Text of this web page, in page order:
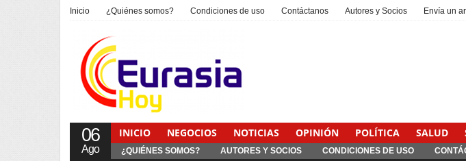
Inicio ¿Quiénes somos? Condiciones de uso Contáctanos Autores y Socios Envía un
06
Ago
INICIO NEGOCIOS NOTICIAS OPINIÓN POLÍTICA SALUD
¿QUIÉNES SOMOS? AUTORES Y SOCIOS CONDICIONES DE USO